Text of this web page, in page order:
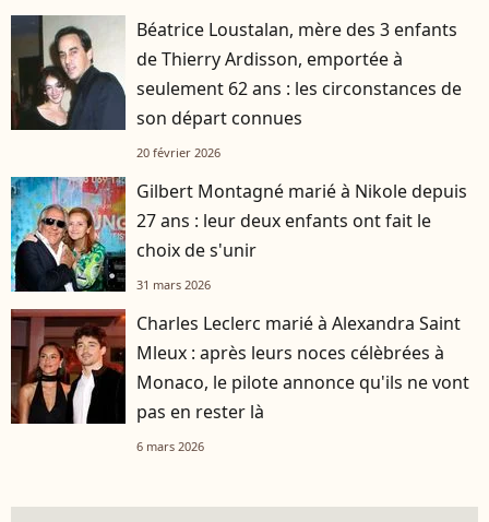
Béatrice Loustalan, mère des 3 enfants
de Thierry Ardisson, emportée à
seulement 62 ans : les circonstances de
son départ connues
20 février 2026
Gilbert Montagné marié à Nikole depuis
27 ans : leur deux enfants ont fait le
choix de s'unir
31 mars 2026
Charles Leclerc marié à Alexandra Saint
Mleux : après leurs noces célèbrées à
Monaco, le pilote annonce qu'ils ne vont
pas en rester là
6 mars 2026